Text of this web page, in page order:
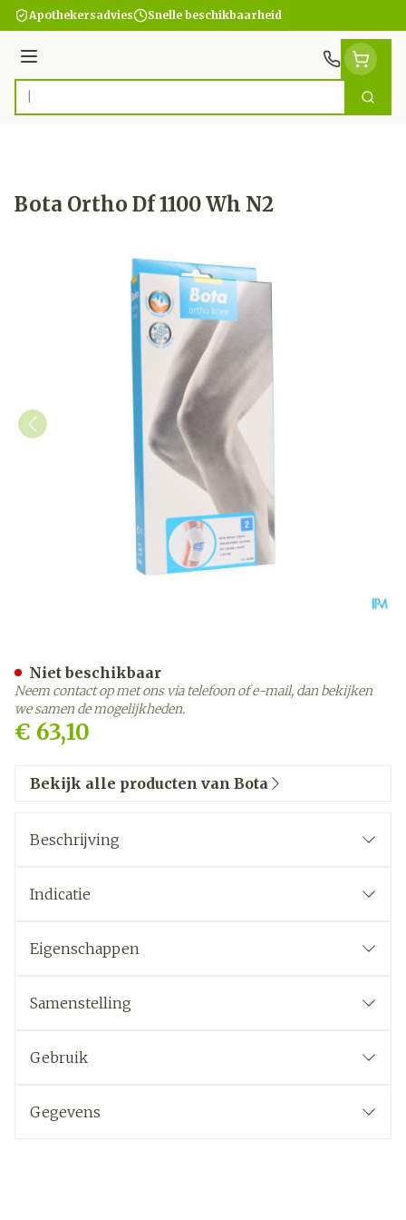
Ga naar de inhoud
Apothekersadvies Snelle beschikbaarheid
Menu
Product, merk, categorie... Zoek
Bota Ortho Df 1100 Wh N2
€ 63,10
Niet beschikbaar
Neem contact op met ons via telefoon of e-mail, dan bekijken
we samen de mogelijkheden.
Bekijk alle producten van Bota
Beschrijving
Indicatie
Eigenschappen
Samenstelling
Gebruik
Gegevens